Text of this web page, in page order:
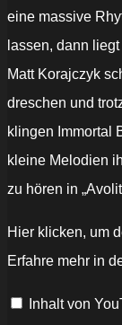
eine massive
lassen, dann
Matt Korajczyk
dreschen und
klingen Immortal
kleine Melodien
zu hören in
„IMMORTAL
BIRD
Anger
(From
Hier klicken, um
Erfahre mehr in
Inhalt von